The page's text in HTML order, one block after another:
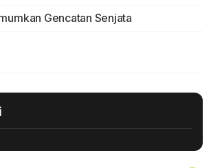
Gencatan Senjata